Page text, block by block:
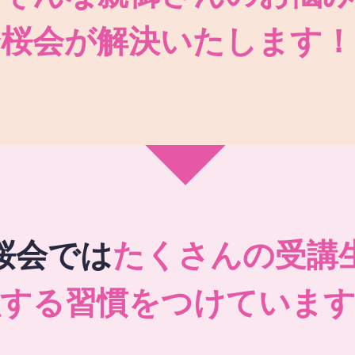
会が解決いたします！
会ではたくさんの受講
る習慣をつけています